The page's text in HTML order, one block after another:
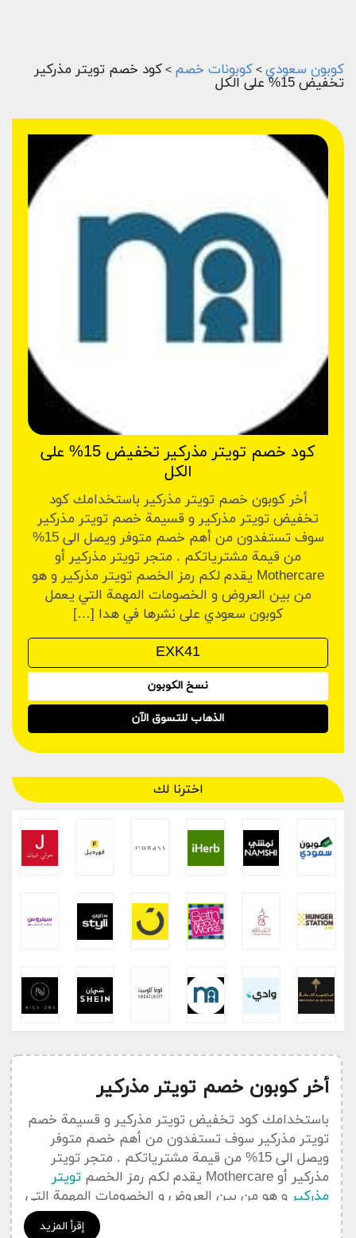
كوبون سعودي > كوبونات خصم > كود خصم تويتر مذركير
تخفيض 15% على الكل
كود خصم تويتر مذركير تخفيض 15% على
الكل
أخر كوبون خصم تويتر مذركير باستخدامك كود
تخفيض تويتر مذركير و قسيمة خصم تويتر مذركير
سوف تستفدون من أهم خصم متوفر ويصل الى 15%
من قيمة مشترياتكم . متجر تويتر مذركير أو
Mothercare يقدم لكم رمز الخصم تويتر مذركير و هو
من بين العروض و الخصومات المهمة التي يعمل
كوبون سعودي على نشرها في هدا […]
نسخ الكوبون
الذهاب للتسوق الآن
اخترنا لك
إقرأ المزيد
أخر كوبون خصم تويتر مذركير
باستخدامك كود تخفيض تويتر مذركير و قسيمة خصم
تويتر مذركير سوف تستفدون من أهم خصم متوفر
ويصل الى 15% من قيمة مشترياتكم . متجر تويتر
مذركير أو Mothercare يقدم لكم رمز الخصم
تويتر
مذركير و هو من بين العروض و الخصومات المهمة التي
يعمل كوبون سعودي على نشرها في هدا القسم الخاص